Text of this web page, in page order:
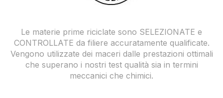
Le materie prime riciclate sono SELEZIONATE e
CONTROLLATE da filiere accuratamente qualificate.
Vengono utilizzate dei maceri dalle prestazioni ottimali
che superano i nostri test qualità sia in termini
meccanici che chimici.